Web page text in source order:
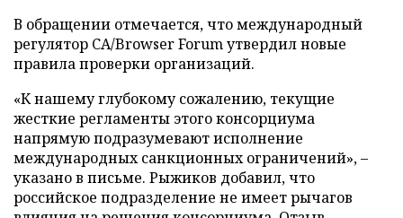
В обращении отмечается, что международный
регулятор CA/Browser Forum утвердил новые
правила проверки организаций.
«К нашему глубокому сожалению, текущие
жесткие регламенты этого консорциума
напрямую подразумевают исполнение
международных санкционных ограничений», –
указано в письме. Рыжиков добавил, что
российское подразделение не имеет рычагов